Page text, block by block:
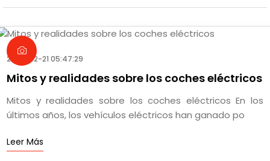
2025-02-21 05:47:29
Mitos y realidades sobre los coches eléctricos
Mitos y realidades sobre los coches eléctricos En los
últimos años, los vehículos eléctricos han ganado po
Leer Más